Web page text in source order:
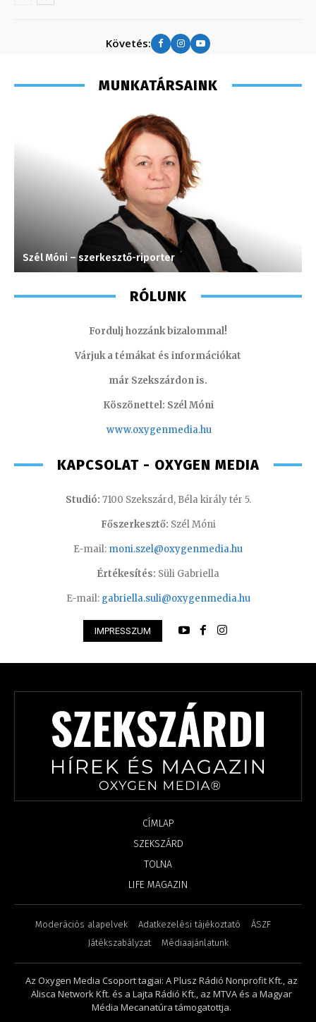
Követés:
MUNKATÁRSAINK
Szél Móni – szerkesztő-riporter
RÓLUNK
Fordulj hozzánk bizalommal!
Várjuk a témákat és információkat
már Szekszárdon is.
Köszönettel: Szél Móni
www.oxygenmedia.hu
KAPCSOLAT - OXYGEN MEDIA
Studió: 7100 Szekszárd, Béla király tér 5.
Főszerkesztő: Szél Móni
E-mail: moni.szel@oxygenmedia.hu
Értékesítés: Süli Gabriella
E-mail: gabriella.suli@oxygenmedia.hu
IMPRESSZUM
CÍMLAP
SZEKSZÁRD
TOLNA
LIFE MAGAZIN
Moderációs alapelvek Adatkezelési tájékoztató
ÁSZF
Játékszabályzat
Médiaajánlatunk
Az Oxygen Media Csoport tagjai: A Plusz Rádió Nonprofit Kft., az
Alisca Network Kft. és a Lajta Rádió Kft., az MTVA és a Magyar
Média Mecanatúra támogatottja.